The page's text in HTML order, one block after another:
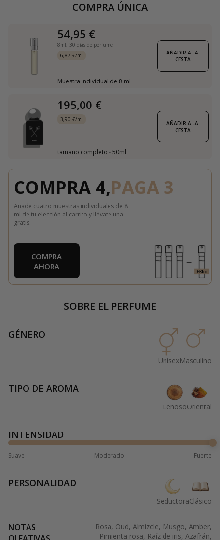
COMPRA ÚNICA
54,95 €
8ml, 30 días de perfume
6,87 €/ml
Muestra individual de 8 ml
AÑADIR A LA
CESTA
195,00 €
3,90 €/ml
tamaño completo - 50ml
AÑADIR A LA
CESTA
COMPRA 4,PAGA 3
Añade cuatro muestras individuales de 8
ml de tu elección al carrito y llévate una
gratis.
COMPRA
AHORA
SOBRE EL PERFUME
GÉNERO
UnisexMasculino
TIPO DE AROMA
LeñosoOriental
INTENSIDAD
Suave Moderado Fuerte
PERSONALIDAD
SeductoraClásico
NOTAS
Rosa, Oud, Almizcle, Musgo, Amber,
Pimienta rosa, Raíz de iris, Azafrán,